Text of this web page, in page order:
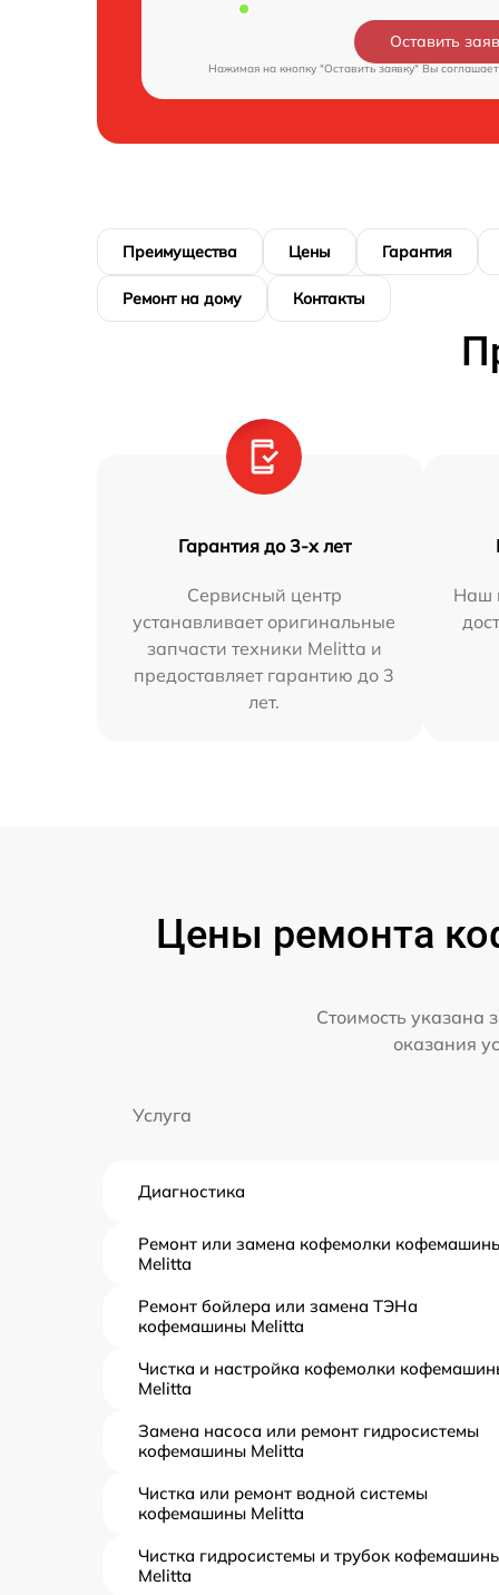
Оставить
Нажимая на кнопку "Оставить заявку" Вы
Преимущества Цены Гарантия
Ремонт на дому Контакты
Гарантия до 3-х лет
Сервисный центр
устанавливает оригинальные
запчасти техники Melitta и
предоставляет гарантию до 3
лет.
Наш
Цены ремонта
Стоимость указана
оказания
Услуга
Диагностика
Ремонт или замена кофемолки
Melitta
Ремонт бойлера или замена ТЭНа
кофемашины Melitta
Чистка и настройка кофемолки
Melitta
Замена насоса или ремонт гидросистемы
кофемашины Melitta
Чистка или ремонт водной системы
кофемашины Melitta
Чистка гидросистемы и трубок
Melitta